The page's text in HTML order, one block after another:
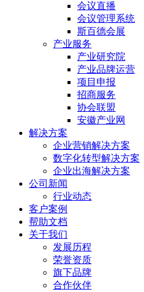
会议直播
会议管理系统
斯百德会展
产业服务
产业研究院
产业品牌运营
项目申报
招商服务
协会联盟
安徽产业网
解决方案
企业营销解决方案
数字化转型解决方案
企业出海解决方案
公司新闻
行业动态
客户案例
帮助文档
关于我们
发展历程
荣誉资质
旗下品牌
合作伙伴